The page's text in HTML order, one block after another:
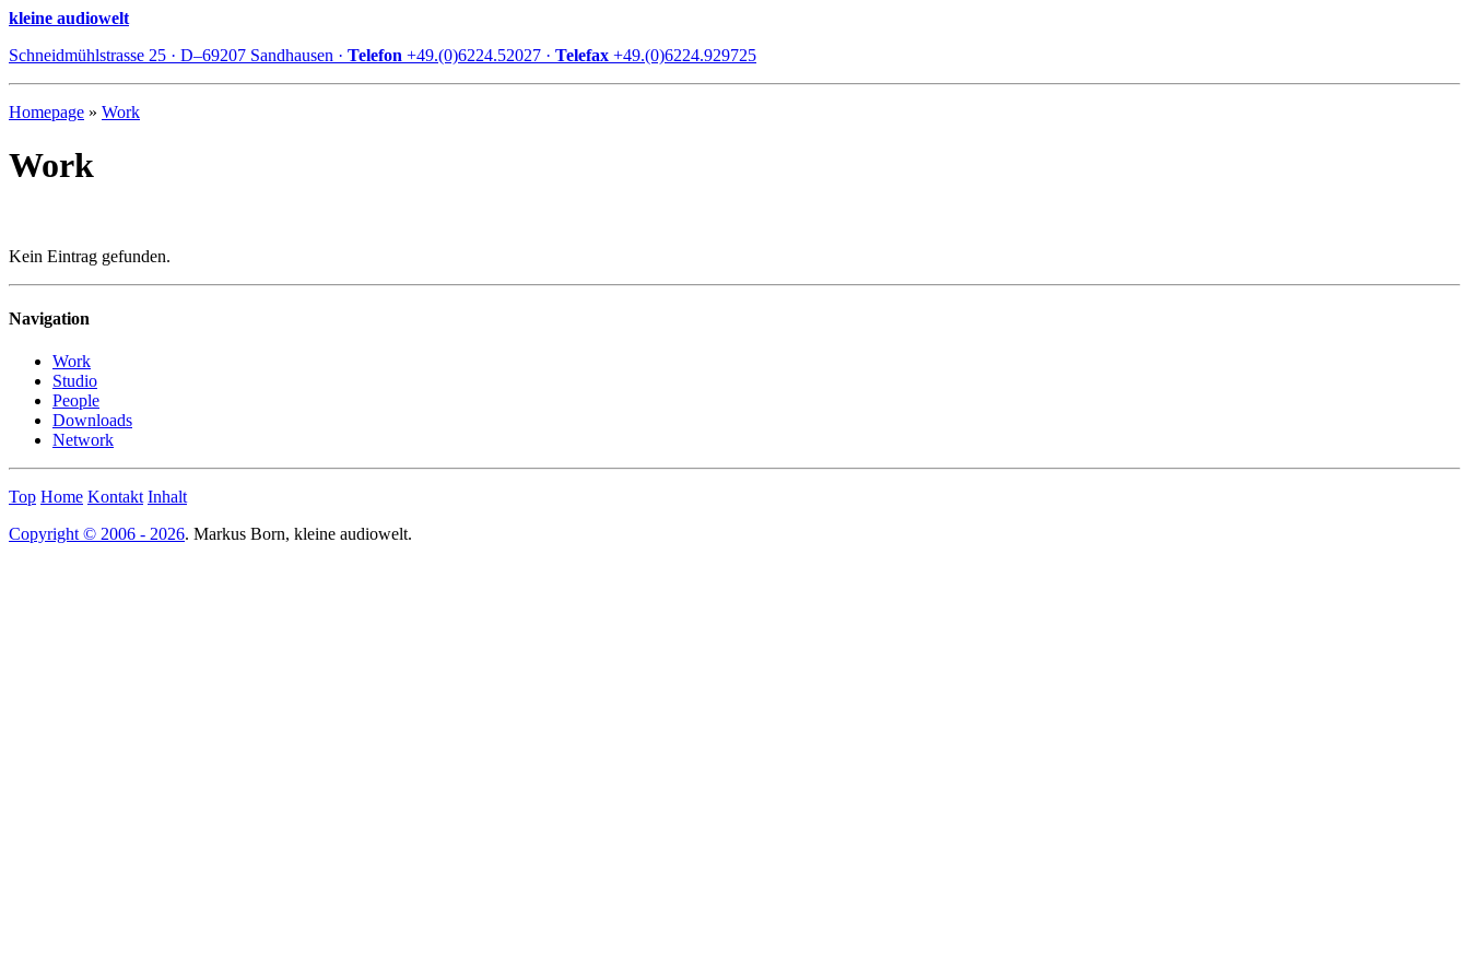
kleine audiowelt
Schneidmühlstrasse 25 · D–69207 Sandhausen · Telefon +49.(0)6224.52027 · Telefax +49.(0)6224.929725
Homepage » Work
Work
Kein Eintrag gefunden.
Navigation
Work
Studio
People
Downloads
Network
Top Home Kontakt Inhalt
Copyright © 2006 - 2026. Markus Born, kleine audiowelt.